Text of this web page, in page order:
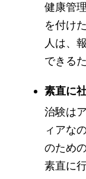
健康管
を付け
人は、
できる
素直に
治験は
ィアな
のため
素直に